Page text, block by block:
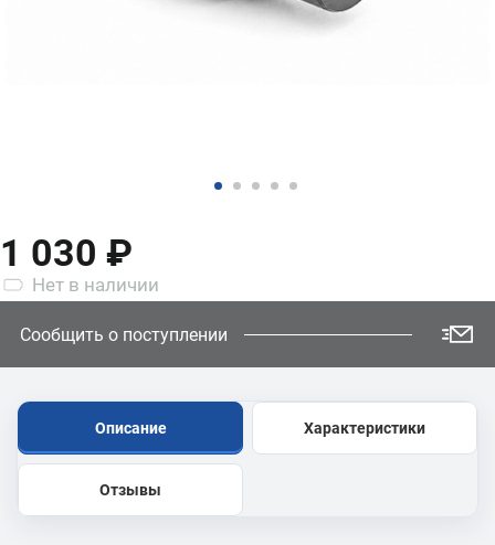
1 030 ₽
Нет в наличии
Сообщить о поступлении
Описание Характеристики
Отзывы